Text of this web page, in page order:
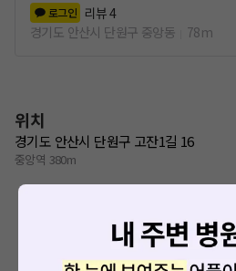
로그인 리뷰4
경기도 안산시 단원구 중앙동
78m
위치
경기도 안산시 단원구 고잔1길 16
중앙역 380m